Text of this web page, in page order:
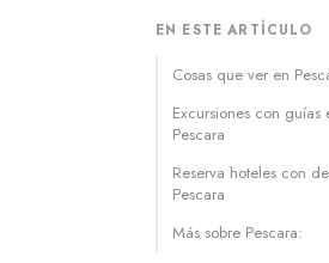
EN ESTE ARTÍCULO
Cosas que ver en
Excursiones con guías
Pescara
Reserva hoteles con
Pescara
Más sobre Pescara: